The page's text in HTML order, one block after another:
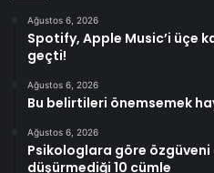
Ağustos 6, 2026
Spotify, Apple Music’i üçe
geçti!
Ağustos 6, 2026
Bu belirtileri önemsemek
Ağustos 6, 2026
Psikologlara göre özgüveni
düşürmediği 10 cümle